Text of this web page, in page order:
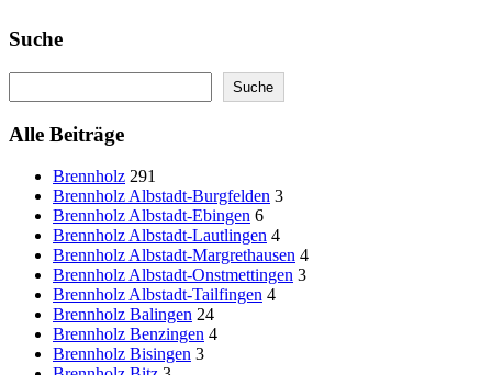
Suche
Suche
Alle Beiträge
Brennholz 291
Brennholz Albstadt-Burgfelden 3
Brennholz Albstadt-Ebingen 6
Brennholz Albstadt-Lautlingen 4
Brennholz Albstadt-Margrethausen 4
Brennholz Albstadt-Onstmettingen 3
Brennholz Albstadt-Tailfingen 4
Brennholz Balingen 24
Brennholz Benzingen 4
Brennholz Bisingen 3